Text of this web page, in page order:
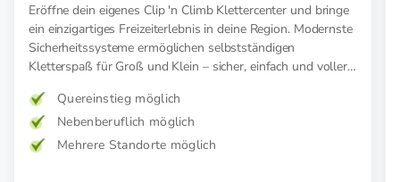
Eröffne dein eigenes Clip 'n Climb Klettercenter und bringe
ein einzigartiges Freizeiterlebnis in deine Region. Modernste
Sicherheitssysteme ermöglichen selbstständigen
Kletterspaß für Groß und Klein – sicher, einfach und voller
Quereinstieg möglich
Nebenberuflich möglich
Mehrere Standorte möglich